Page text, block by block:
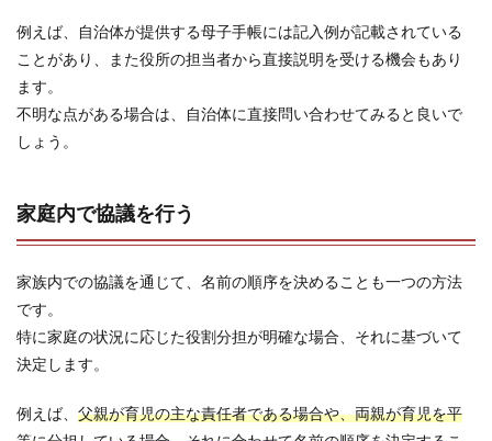
例えば、自治体が提供する母子手帳には記入例が記載されている
ことがあり、また役所の担当者から直接説明を受ける機会もあり
ます。
不明な点がある場合は、自治体に直接問い合わせてみると良いで
しょう。
家庭内で協議を行う
家族内での協議を通じて、名前の順序を決めることも一つの方法
です。
特に家庭の状況に応じた役割分担が明確な場合、それに基づいて
決定します。
例えば、 父親が育児の主な責任者である場合や、両親が育児を平